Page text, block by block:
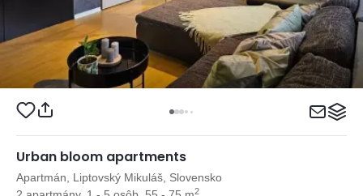
Urban bloom apartments
Apartmán, Liptovský Mikuláš, Slovensko
2